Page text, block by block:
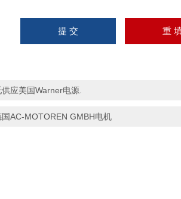
应美国Warner电源.
AC-MOTOREN GMBH电机